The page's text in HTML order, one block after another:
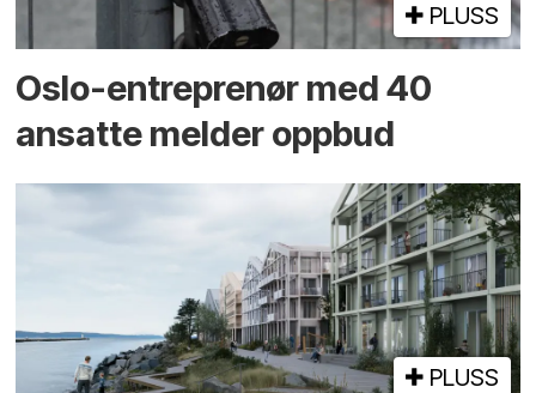
PLUSS
Oslo-entreprenør med 40
ansatte melder oppbud
PLUSS